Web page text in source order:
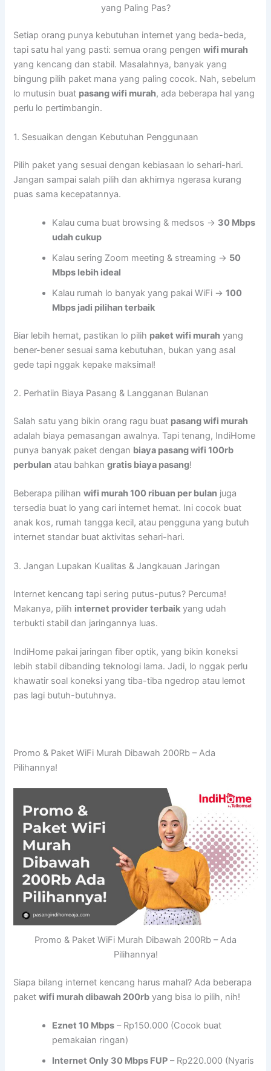
yang Paling Pas?
Setiap orang punya kebutuhan internet yang beda-beda,
tapi satu hal yang pasti: semua orang pengenwifi murah
yang kencang dan stabil. Masalahnya, banyak yang
bingung pilih paket mana yang paling cocok. Nah, sebelum
lo mutusin buat pasang wifi murah, ada beberapa hal yang
perlu lo pertimbangin.
1. Sesuaikan dengan Kebutuhan Penggunaan
Pilih paket yang sesuai dengan kebiasaan lo sehari-hari.
Jangan sampai salah pilih dan akhirnya ngerasa kurang
puas sama kecepatannya.
Kalau cuma buat browsing & medsos → 30 Mbps
udah cukup
Kalau sering Zoom meeting & streaming → 50
Mbps lebih ideal
Kalau rumah lo banyak yang pakai WiFi →100
Mbps jadi pilihan terbaik
Biar lebih hemat, pastikan lo pilih paket wifi murah yang
bener-bener sesuai sama kebutuhan, bukan yang asal
gede tapi nggak kepake maksimal!
2. Perhatiin Biaya Pasang & Langganan Bulanan
Salah satu yang bikin orang ragu buat pasang wifi murah
adalah biaya pemasangan awalnya. Tapi tenang, IndiHome
punya banyak paket dengan biaya pasang wifi 100rb
perbulan atau bahkangratis biaya pasang!
Beberapa pilihanwifi murah 100 ribuan per bulan juga
tersedia buat lo yang cari internet hemat. Ini cocok buat
anak kos, rumah tangga kecil, atau pengguna yang butuh
internet standar buat aktivitas sehari-hari.
3. Jangan Lupakan Kualitas & Jangkauan Jaringan
Internet kencang tapi sering putus-putus? Percuma!
Makanya, pilih internet provider terbaik yang udah
terbukti stabil dan jaringannya luas.
IndiHome pakai jaringan fiber optik, yang bikin koneksi
lebih stabil dibanding teknologi lama. Jadi, lo nggak perlu
khawatir soal koneksi yang tiba-tiba ngedrop atau lemot
pas lagi butuh-butuhnya.
Promo & Paket WiFi Murah Dibawah 200Rb – Ada
Pilihannya!
Promo & Paket WiFi Murah Dibawah 200Rb – Ada
Pilihannya!
Siapa bilang internet kencang harus mahal? Ada beberapa
paketwifi murah dibawah 200rb yang bisa lo pilih, nih!
Eznet 10 Mbps – Rp150.000 (Cocok buat
pemakaian ringan)
Internet Only 30 Mbps FUP – Rp220.000 (Nyaris